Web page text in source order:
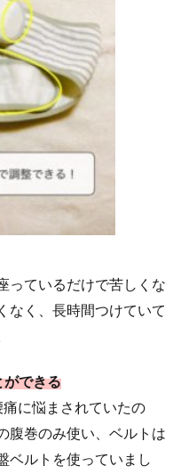
っているだけで苦しくな
なく、長時間つけていて
ができる
に悩まされていたの
腹巻のみ使い、ベルトは
ベルトを使っていまし